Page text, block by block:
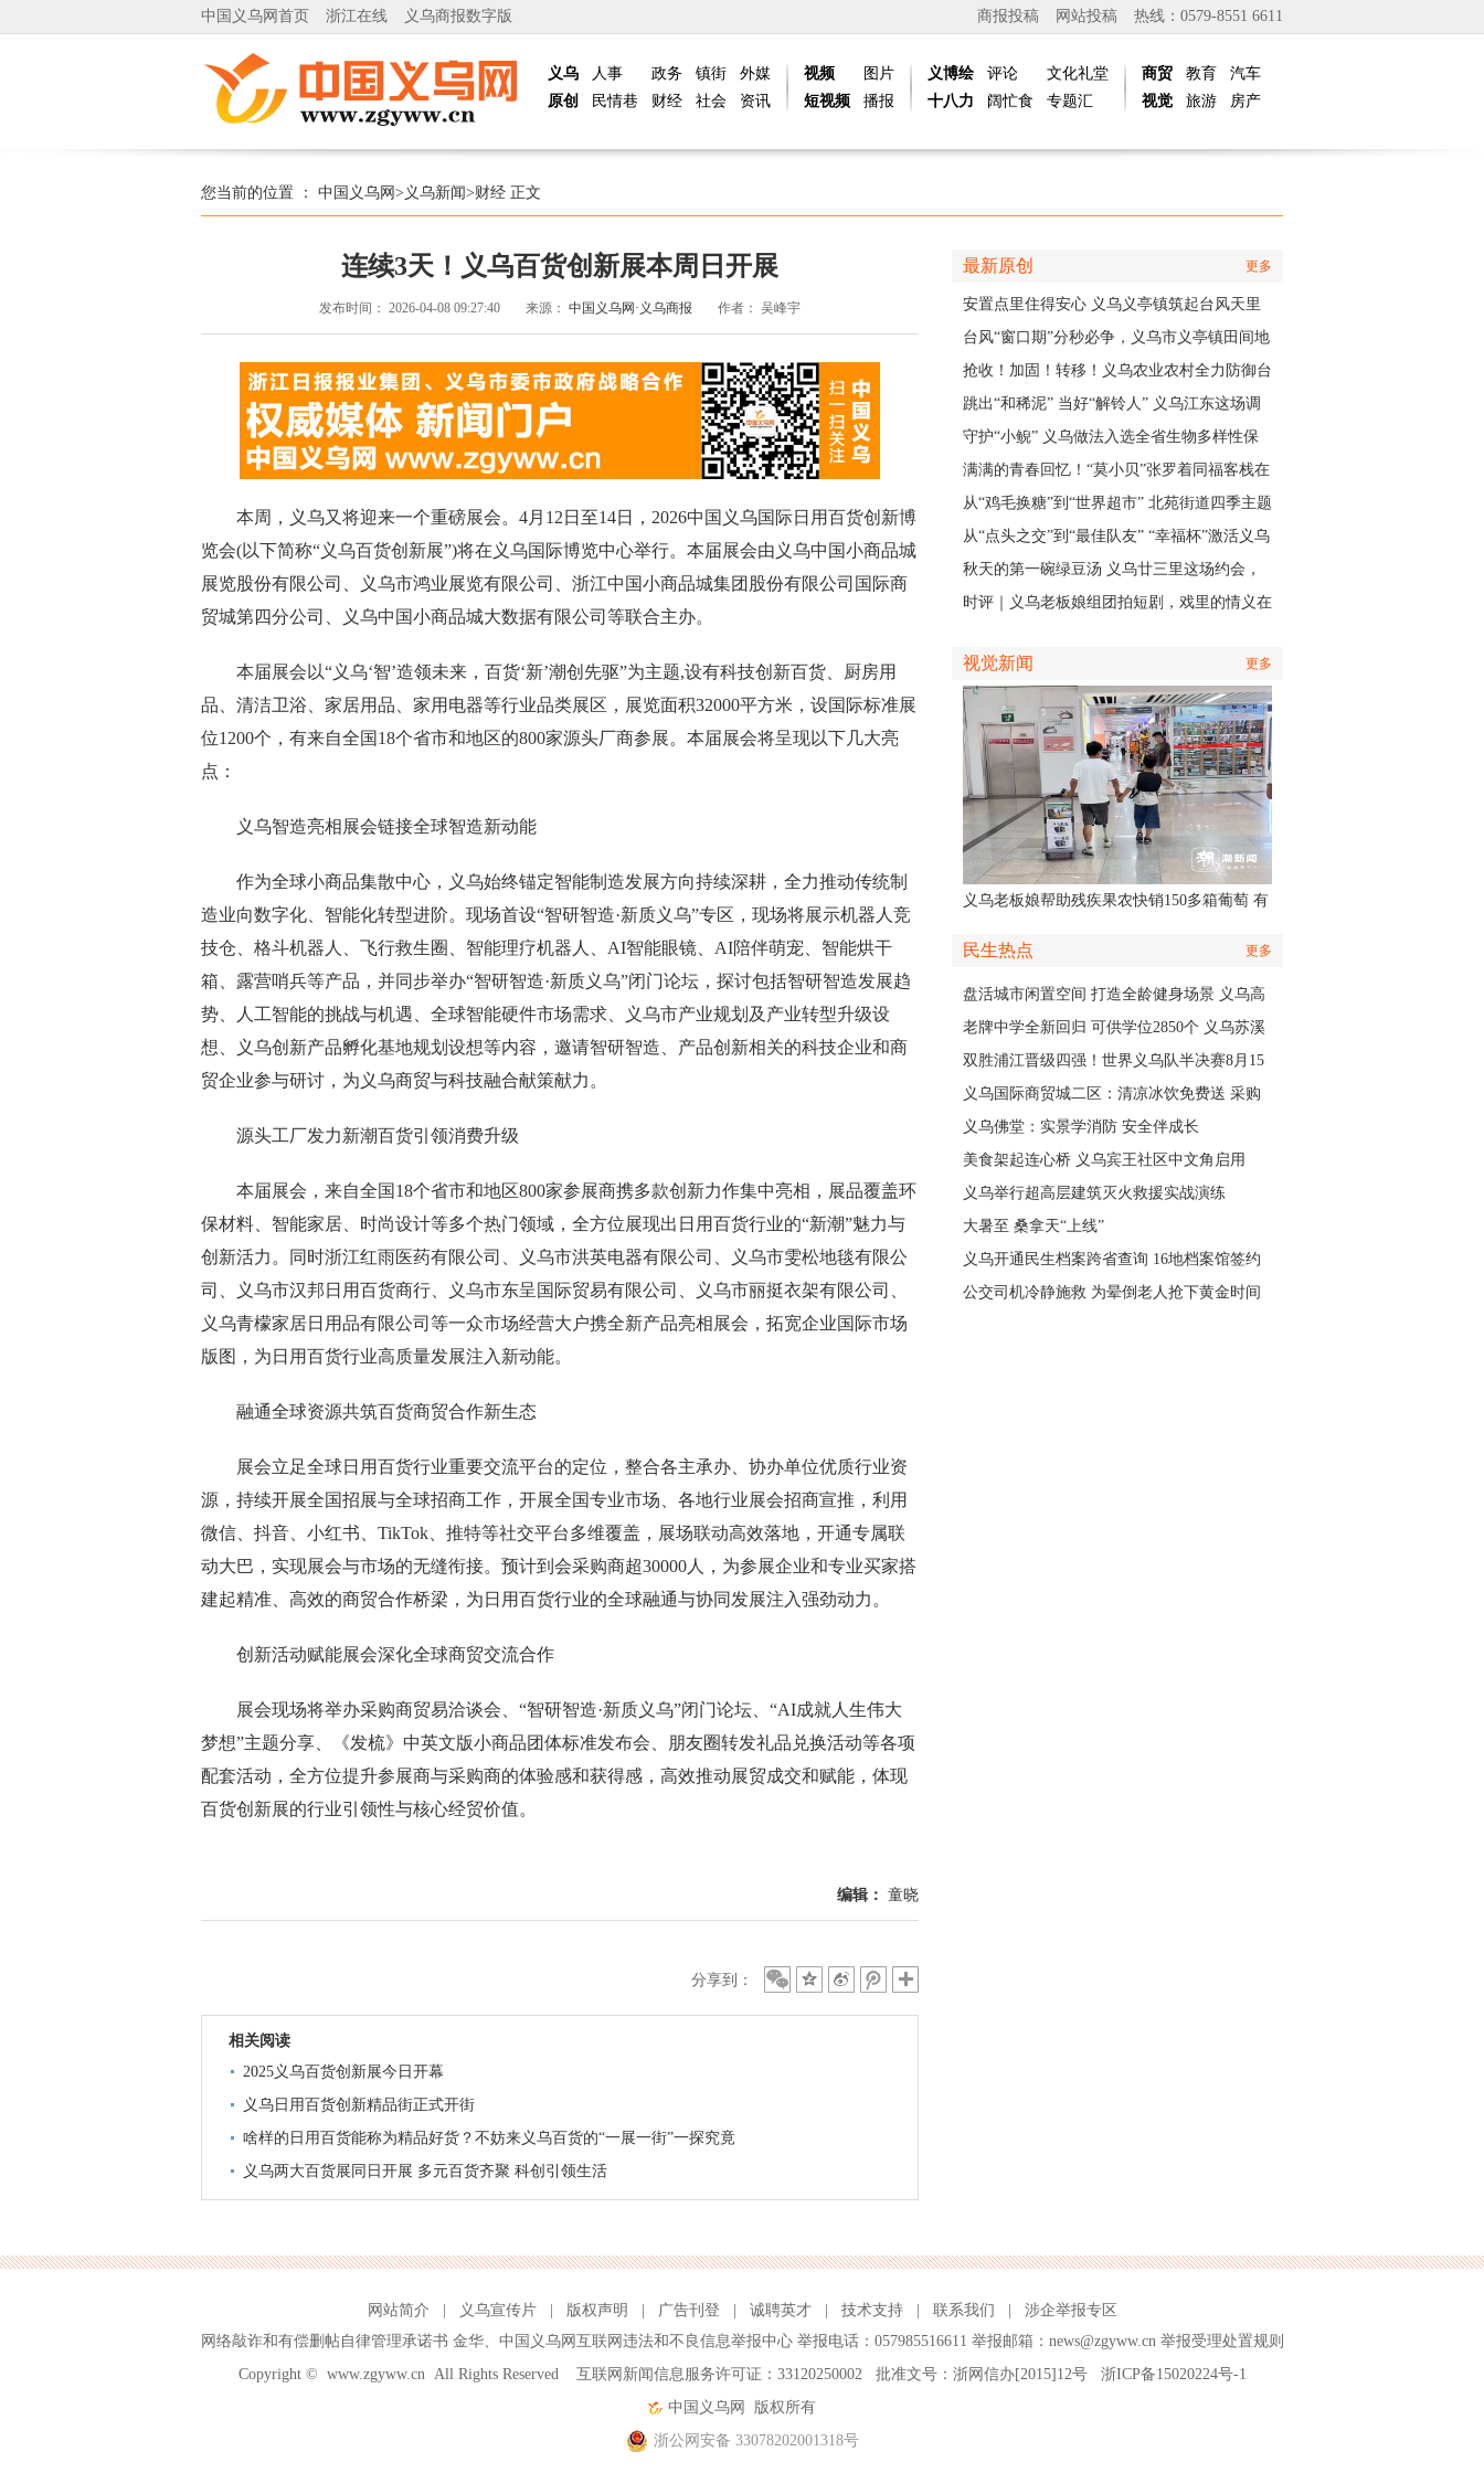
中国义乌网首页 浙江在线 义乌商报数字版 热线：0579-8551 6611
网站投稿
商报投稿
义乌
原创
人事
民情巷
政务
财经
镇街
社会
外媒
资讯
视频
短视频
图片
播报
义博绘
十八力
评论
阔忙食
文化礼堂
专题汇
商贸
视觉
教育
旅游
汽车
房产
您当前的位置 ： 中国义乌网 > 义乌新闻>财经 正文
连续3天！义乌百货创新展本周日开展
发布时间： 2026-04-08 09:27:40 来源： 中国义乌网·义乌商报 作者： 吴峰宇
本周，义乌又将迎来一个重磅展会。4月12日至14日，2026中国义乌国际日用百货创新博
览会(以下简称“义乌百货创新展”)将在义乌国际博览中心举行。本届展会由义乌中国小商品城
展览股份有限公司、义乌市鸿业展览有限公司、浙江中国小商品城集团股份有限公司国际商
贸城第四分公司、义乌中国小商品城大数据有限公司等联合主办。
本届展会以“义乌‘智’造领未来，百货‘新’潮创先驱”为主题,设有科技创新百货、厨房用
品、清洁卫浴、家居用品、家用电器等行业品类展区，展览面积32000平方米，设国际标准展
位1200个，有来自全国18个省市和地区的800家源头厂商参展。本届展会将呈现以下几大亮
点：
义乌智造亮相展会链接全球智造新动能
作为全球小商品集散中心，义乌始终锚定智能制造发展方向持续深耕，全力推动传统制
造业向数字化、智能化转型进阶。现场首设“智研智造·新质义乌”专区，现场将展示机器人竞
技仓、格斗机器人、飞行救生圈、智能理疗机器人、AI智能眼镜、AI陪伴萌宠、智能烘干
箱、露营哨兵等产品，并同步举办“智研智造·新质义乌”闭门论坛，探讨包括智研智造发展趋
势、人工智能的挑战与机遇、全球智能硬件市场需求、义乌市产业规划及产业转型升级设
想、义乌创新产品孵化基地规划设想等内容，邀请智研智造、产品创新相关的科技企业和商
贸企业参与研讨，为义乌商贸与科技融合献策献力。
源头工厂发力新潮百货引领消费升级
本届展会，来自全国18个省市和地区800家参展商携多款创新力作集中亮相，展品覆盖环
保材料、智能家居、时尚设计等多个热门领域，全方位展现出日用百货行业的“新潮”魅力与
创新活力。同时浙江红雨医药有限公司、义乌市洪英电器有限公司、义乌市雯松地毯有限公
司、义乌市汉邦日用百货商行、义乌市东呈国际贸易有限公司、义乌市丽挺衣架有限公司、
义乌青檬家居日用品有限公司等一众市场经营大户携全新产品亮相展会，拓宽企业国际市场
版图，为日用百货行业高质量发展注入新动能。
融通全球资源共筑百货商贸合作新生态
展会立足全球日用百货行业重要交流平台的定位，整合各主承办、协办单位优质行业资
源，持续开展全国招展与全球招商工作，开展全国专业市场、各地行业展会招商宣推，利用
微信、抖音、小红书、TikTok、推特等社交平台多维覆盖，展场联动高效落地，开通专属联
动大巴，实现展会与市场的无缝衔接。预计到会采购商超30000人，为参展企业和专业买家搭
建起精准、高效的商贸合作桥梁，为日用百货行业的全球融通与协同发展注入强劲动力。
创新活动赋能展会深化全球商贸交流合作
展会现场将举办采购商贸易洽谈会、“智研智造·新质义乌”闭门论坛、“AI成就人生伟大
梦想”主题分享、《发梳》中英文版小商品团体标准发布会、朋友圈转发礼品兑换活动等各项
配套活动，全方位提升参展商与采购商的体验感和获得感，高效推动展贸成交和赋能，体现
百货创新展的行业引领性与核心经贸价值。
编辑： 童晓
分享到：
相关阅读
2025义乌百货创新展今日开幕
义乌日用百货创新精品街正式开街
啥样的日用百货能称为精品好货？不妨来义乌百货的“一展一街”一探究竟
义乌两大百货展同日开展 多元百货齐聚 科创引领生活
最新原创 更多
安置点里住得安心 义乌义亭镇筑起台风天里
的“暖心之家”
台风“窗口期”分秒必争，义乌市义亭镇田间地
头抢收加固忙
抢收！加固！转移！义乌农业农村全力防御台
风“白海豚”
跳出“和稀泥” 当好“解铃人” 义乌江东这场调
解实训为妇联主席们赋能
守护“小鲵” 义乌做法入选全省生物多样性保
护实践成果
满满的青春回忆！“莫小贝”张罗着同福客栈在
义乌再“开张”
从“鸡毛换糖”到“世界超市” 北苑街道四季主题
展再现义乌印记
从“点头之交”到“最佳队友” “幸福杯”激活义乌
稠江邻里情
秋天的第一碗绿豆汤 义乌廿三里这场约会，
主角是快递小哥
时评｜义乌老板娘组团拍短剧，戏里的情义在
视觉新闻 更多
义乌老板娘帮助残疾果农快销150多箱葡萄 有
民生热点 更多
盘活城市闲置空间 打造全龄健身场景 义乌高
质量落地省级文体民生实事
老牌中学全新回归 可供学位2850个 义乌苏溪
中学9月投用
双胜浦江晋级四强！世界义乌队半决赛8月15
日主场开打
义乌国际商贸城二区：清凉冰饮免费送 采购
商可就近领取
义乌佛堂：实景学消防 安全伴成长
美食架起连心桥 义乌宾王社区中文角启用
义乌举行超高层建筑灭火救援实战演练
大暑至 桑拿天“上线”
义乌开通民生档案跨省查询 16地档案馆签约
合作
公交司机冷静施救 为晕倒老人抢下黄金时间
网站简介 义乌宣传片 版权声明 广告刊登 诚聘英才 技术支持 联系我们
涉企举报专区
网络敲诈和有偿删帖自律管理承诺书 金华、 中国义乌网互联网违法和不良信息举报中心举报电话：057985516611 举报邮箱：news@zgyww.cn 举报受理处置规则
Copyright © www.zgyww.cnAll Rights Reserved 互联网新闻信息服务许可证：33120250002 批准文号：浙网信办[2015]12号 浙ICP备15020224号-1
中国义乌网
版权所有
浙公网安备 33078202001318号